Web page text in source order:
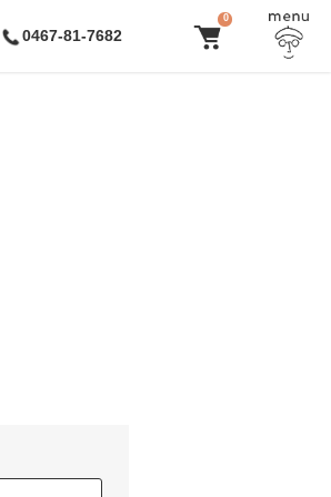
0467-81-7682
0